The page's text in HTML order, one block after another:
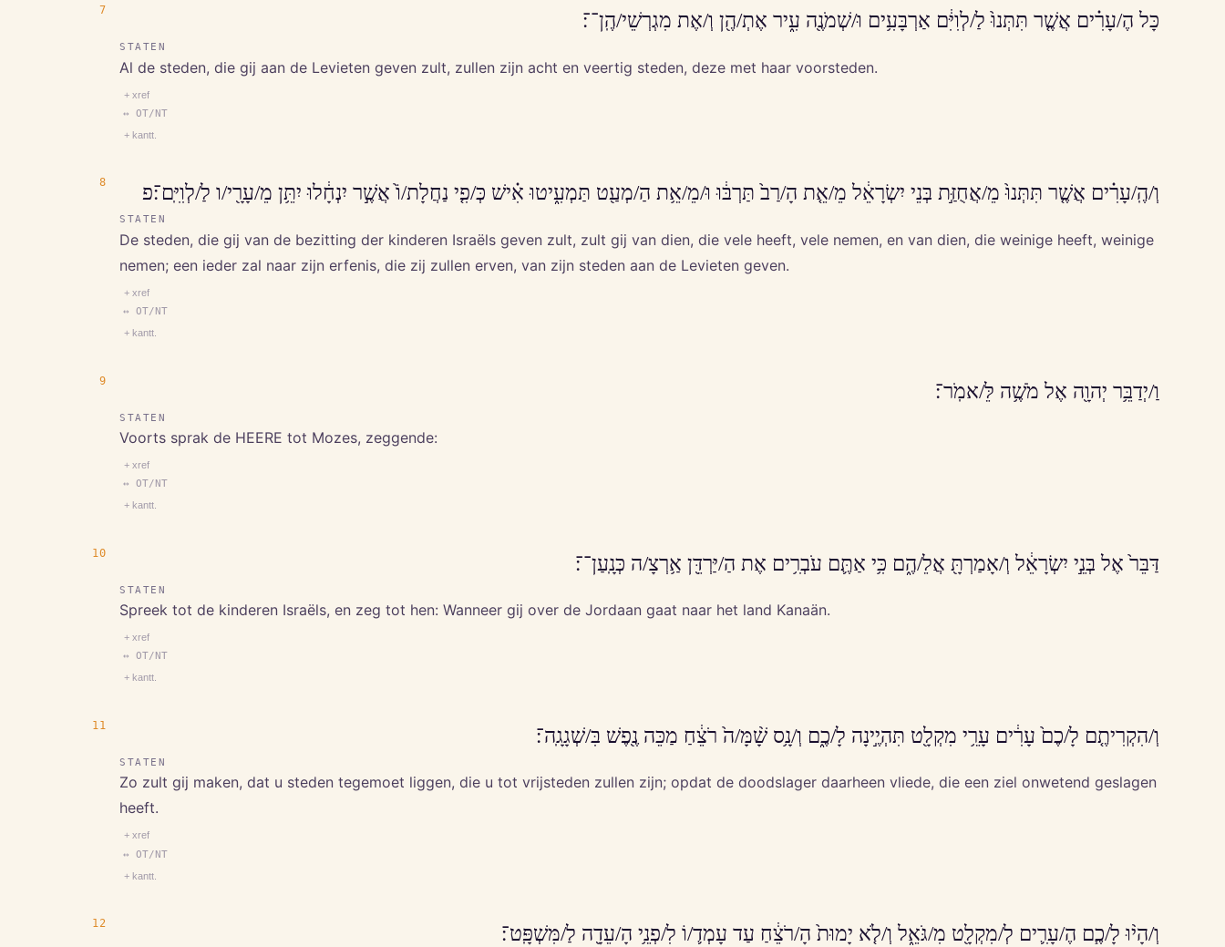
7 כָּל הֶ/עָרִ֗ים אֲשֶׁ֤ר תִּתְּנוּ֙ לַ/לְוִיִּ֔ם אַרְבָּעִ֥ים וּ/שְׁמֹנֶ֖ה עִ֑יר אֶתְ/הֶ֖ן וְ/אֶת מִגְרְשֵׁי/הֶֽן־־׃
STATEN
Al de steden, die gij aan de Levieten geven zult, zullen zijn acht en veertig steden, deze met haar voorsteden.
+ xref
↔ OT/NT
+ kantt.
8 וְ/הֶֽ/עָרִ֗ים אֲשֶׁ֤ר תִּתְּנוּ֙ מֵ/אֲחֻזַּ֣ת בְּנֵי יִשְׂרָאֵ֔ל מֵ/אֵ֤ת הָ/רַב֙ תַּרְבּ֔וּ וּ/מֵ/אֵ֥ת הַ/מְעַ֖ט תַּמְעִ֑יטוּ אִ֗ישׁ כְּ/פִ֤י נַחֲלָת/וֹ֙ אֲשֶׁ֣ר יִנְחָ֔לוּ יִתֵּ֥ן מֵ/עָרָ֖י/ו לַ/לְוִיִּֽם־׃פ
STATEN
De steden, die gij van de bezitting der kinderen Israëls geven zult, zult gij van dien, die vele heeft, vele nemen, en van dien, die weinige heeft, weinige
nemen; een ieder zal naar zijn erfenis, die zij zullen erven, van zijn steden aan de Levieten geven.
+ xref
↔ OT/NT
+ kantt.
9 וַ/יְדַבֵּ֥ר יְהוָ֖ה אֶל מֹשֶׁ֥ה לֵּ/אמֹֽר־׃
STATEN
Voorts sprak de HEERE tot Mozes, zeggende:
+ xref
↔ OT/NT
+ kantt.
10 דַּבֵּר֙ אֶל בְּנֵ֣י יִשְׂרָאֵ֔ל וְ/אָמַרְתָּ֖ אֲלֵ/הֶ֑ם כִּ֥י אַתֶּ֛ם עֹבְרִ֥ים אֶת הַ/יַּרְדֵּ֖ן אַ֥רְצָ/ה כְּנָֽעַן־־׃
STATEN
Spreek tot de kinderen Israëls, en zeg tot hen: Wanneer gij over de Jordaan gaat naar het land Kanaän.
+ xref
↔ OT/NT
+ kantt.
11 וְ/הִקְרִיתֶ֤ם לָ/כֶם֙ עָרִ֔ים עָרֵ֥י מִקְלָ֖ט תִּהְיֶ֣ינָה לָ/כֶ֑ם וְ/נָ֥ס שָׁ֨מָּ/ה֙ רֹצֵ֔חַ מַכֵּה נֶ֖פֶשׁ בִּ/שְׁגָגָֽה־׃
STATEN
Zo zult gij maken, dat u steden tegemoet liggen, die u tot vrijsteden zullen zijn; opdat de doodslager daarheen vliede, die een ziel onwetend geslagen
heeft.
+ xref
↔ OT/NT
+ kantt.
12 וְ/הָי֨וּ לָ/כֶ֧ם הֶ/עָרִ֛ים לְ/מִקְלָ֖ט מִ/גֹּאֵ֑ל וְ/לֹ֤א יָמוּת֙ הָ/רֹצֵ֔חַ עַד עָמְד֛/וֹ לִ/פְנֵ֥י הָ/עֵדָ֖ה לַ/מִּשְׁפָּֽט־׃